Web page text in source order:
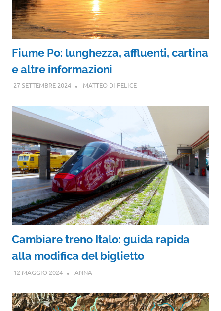
Fiume Po: lunghezza, affluenti, cartina
e altre informazioni
27 SETTEMBRE 2024 MATTEO DI FELICE
Cambiare treno Italo: guida rapida
alla modifica del biglietto
12 MAGGIO 2024 ANNA